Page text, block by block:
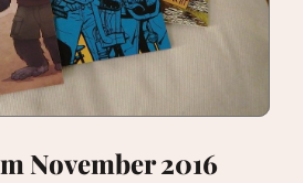
November 2016